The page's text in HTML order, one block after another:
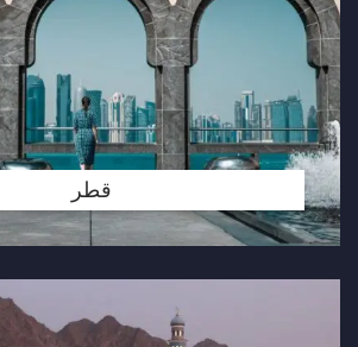
قطر